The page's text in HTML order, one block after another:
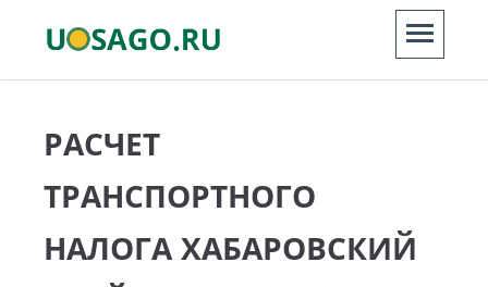
РАСЧЕТ
ТРАНСПОРТНОГО
НАЛОГА ХАБАРОВСКИЙ